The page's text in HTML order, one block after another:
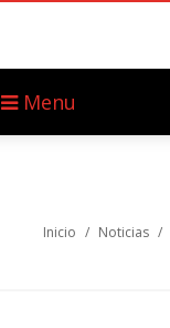
Menu
Inicio / Noticias /